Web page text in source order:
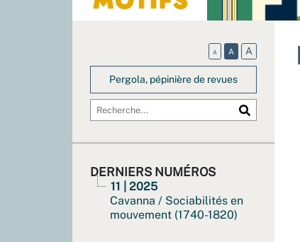
A A A
Pergola, pépinière de revues
DERNIERS NUMÉROS
11 | 2025
Cavanna / Sociabilités en
mouvement (1740-1820)